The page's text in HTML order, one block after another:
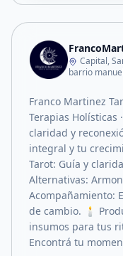
Capital,
barrio
Franco Martinez
Terapias Holísticas
claridad y
integral y tu
Tarot: Guía y
Alternativas:
Acompañamiento:
de cambio. 🕯️
insumos para tus
Encontrá tu